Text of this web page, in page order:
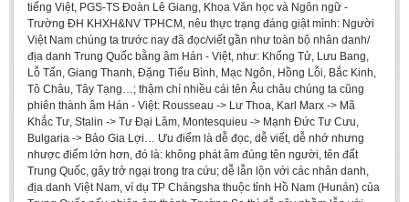
Modernization process in Japanese literature and in the literatures of
East-Asian region
Studies on Sinology & Nom
Vietnamese and Japanese Literature Viewed from an East Asian
Perspective
To Build a Standard Orthography in Schools and the Media
80 Years of New Poetry and the Self-Reliant Literary Group
tiếng Việt, PGS-TS Đoàn Lê Giang, Khoa Văn học và Ngôn ngữ -
Trường ĐH KHXH&NV TPHCM, nêu thực trạng đáng giật mình: Người
Việt Nam chúng ta trước nay đã đọc/viết gần như toàn bộ nhân danh/
địa danh Trung Quốc bằng âm Hán - Việt, như: Khổng Tử, Lưu Bang,
Lỗ Tấn, Giang Thanh, Đặng Tiểu Bình, Mạc Ngôn, Hồng Lỗi, Bắc Kinh,
Tô Châu, Tây Tạng…; thậm chí nhiều cái tên Âu châu chúng ta cũng
phiên thành âm Hán - Việt: Rousseau -> Lư Thoa, Karl Marx -> Mã
Khắc Tư, Stalin -> Tư Đại Lâm, Montesquieu -> Mạnh Đức Tư Cưu,
Bulgaria -> Bảo Gia Lợi… Ưu điểm là dễ đọc, dễ viết, dễ nhớ nhưng
nhược điểm lớn hơn, đó là: không phát âm đúng tên người, tên đất
Trung Quốc, gây trở ngại trong tra cứu; dễ lẫn lộn với các nhân danh,
địa danh Việt Nam, ví dụ TP Chángsha thuộc tỉnh Hồ Nam (Hunán) của